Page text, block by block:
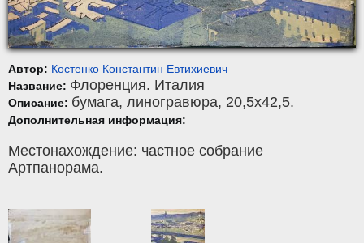
Автор: Костенко Константин Евтихиевич
Название: Флоренция. Италия
Описание: бумага, линогравюра, 20,5x42,5.
Дополнительная информация:
Местонахождение: частное собрание
Артпанорама.